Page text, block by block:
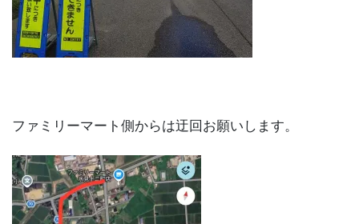
ファミリーマート側からは迂回お願いします。